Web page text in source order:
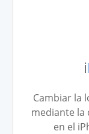
Cambiar la
mediante la
en el